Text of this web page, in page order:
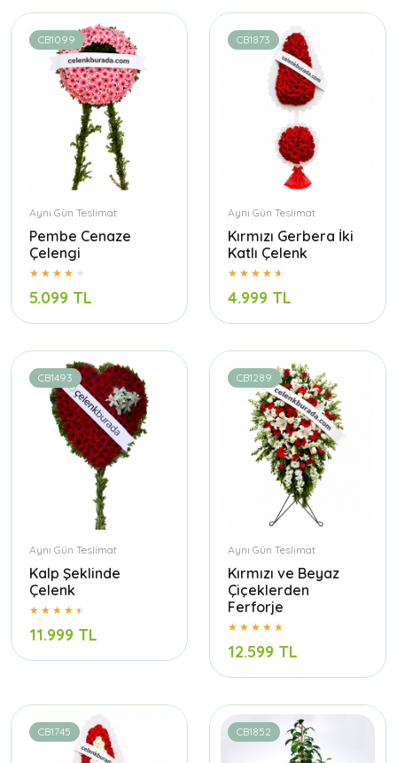
CB1099
Aynı Gün Teslimat
Pembe Cenaze
Çelengi
5.099 TL
CB1873
Aynı Gün Teslimat
Kırmızı Gerbera İki
Katlı Çelenk
4.999 TL
CB1493
Aynı Gün Teslimat
Kalp Şeklinde
Çelenk
11.999 TL
CB1289
Aynı Gün Teslimat
Kırmızı ve Beyaz
Çiçeklerden
Ferforje
12.599 TL
CB1745 CB1852